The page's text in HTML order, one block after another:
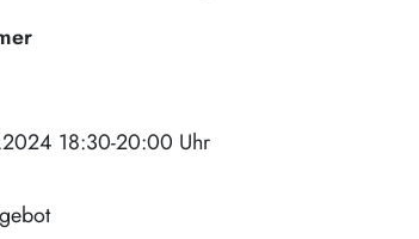
18:30-20:00 Uhr